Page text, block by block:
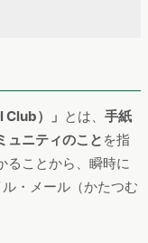
）」 とは、 手紙
ュニティのこと を指
ることから、瞬時に
・メール（かたつむ